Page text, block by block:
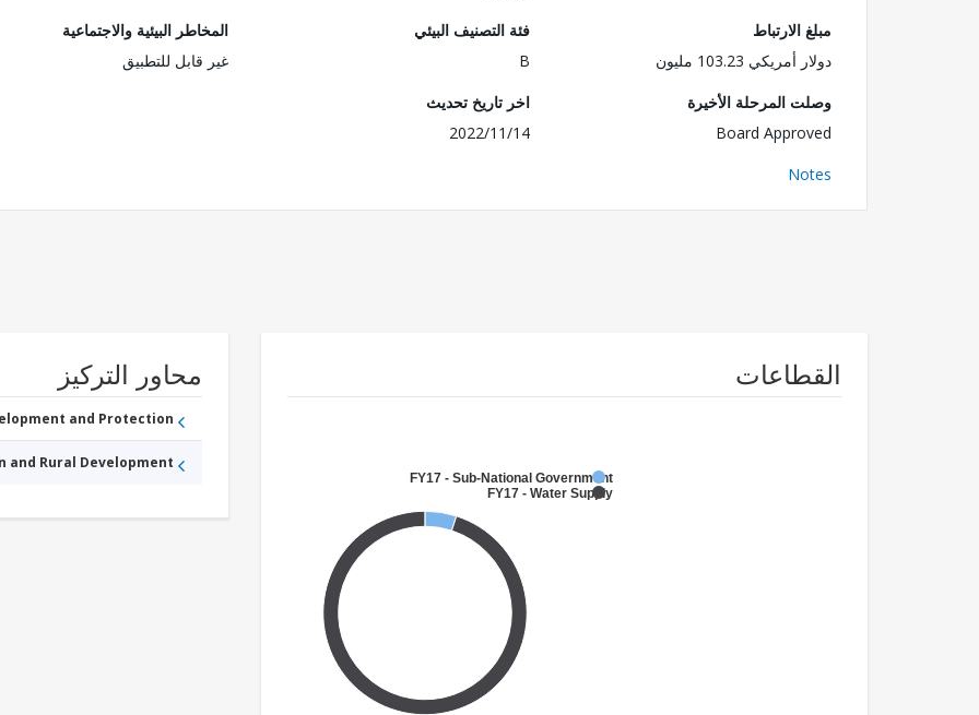
مبلغ الارتباط
دولار أمريكي 103.23 مليون
فئة التصنيف البيئي
B
المخاطر البيئية والاجتماعية
غير قابل للتطبيق
وصلت المرحلة الأخيرة
Board Approved
اخر تاريخ تحديث
2022/11/14
Notes
القطاعات
FY17 - Sub-National Government
FY17 - Water Supply
محاور التركيز
and Protection
and Rural Development